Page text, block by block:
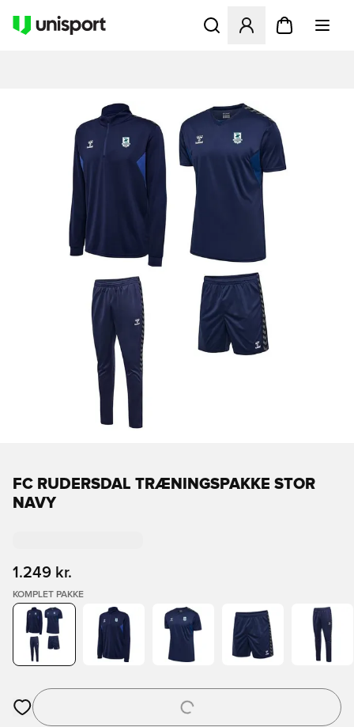
Åbner en Modal til at
FC RUDERSDAL TRÆNINGSPAKKE STOR
NAVY
1.249 kr.
KOMPLET PAKKE
Åbner en Modal til at logge ind eller tilmelde dig som medlem